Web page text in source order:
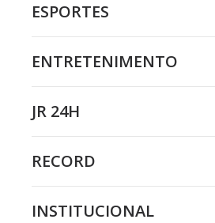
ESPORTES
ENTRETENIMENTO
JR 24H
RECORD
INSTITUCIONAL